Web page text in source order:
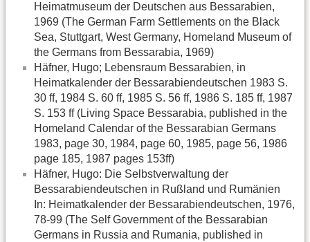
Heimatmuseum der Deutschen aus Bessarabien,
1969 (The German Farm Settlements on the Black
Sea, Stuttgart, West Germany, Homeland Museum of
the Germans from Bessarabia, 1969)
Häfner, Hugo; Lebensraum Bessarabien, in
Heimatkalender der Bessarabiendeutschen 1983 S.
30 ff, 1984 S. 60 ff, 1985 S. 56 ff, 1986 S. 185 ff, 1987
S. 153 ff (Living Space Bessarabia, published in the
Homeland Calendar of the Bessarabian Germans
1983, page 30, 1984, page 60, 1985, page 56, 1986
page 185, 1987 pages 153ff)
Häfner, Hugo: Die Selbstverwaltung der
Bessarabiendeutschen in Rußland und Rumänien
In: Heimatkalender der Bessarabiendeutschen, 1976,
78-99 (The Self Government of the Bessarabian
Germans in Russia and Rumania, published in